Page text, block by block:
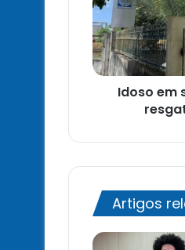
abandono
é
resgatado
na
Boca
Idoso em
Artigos